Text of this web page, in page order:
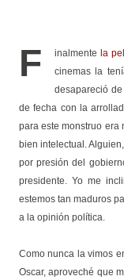
F inalmente la
cinemas la
desapareció
de fecha con la
para este monstruo era
bien intelectual.
por presión del
presidente. Yo me
estemos tan maduros
a la opinión política.
Como nunca la vimos
Oscar, aproveché que